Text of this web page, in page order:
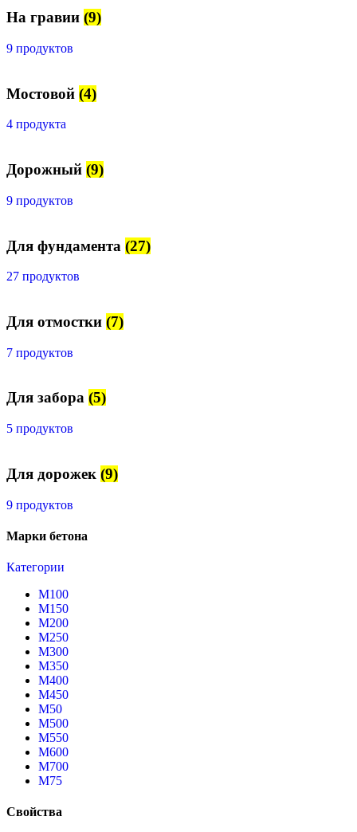
На гравии (9)
9 продуктов
Мостовой (4)
4 продукта
Дорожный (9)
9 продуктов
Для фундамента (27)
27 продуктов
Для отмостки (7)
7 продуктов
Для забора (5)
5 продуктов
Для дорожек (9)
9 продуктов
Марки бетона
Категории
М100
М150
М200
М250
М300
М350
М400
М450
М50
М500
М550
М600
М700
М75
Свойства